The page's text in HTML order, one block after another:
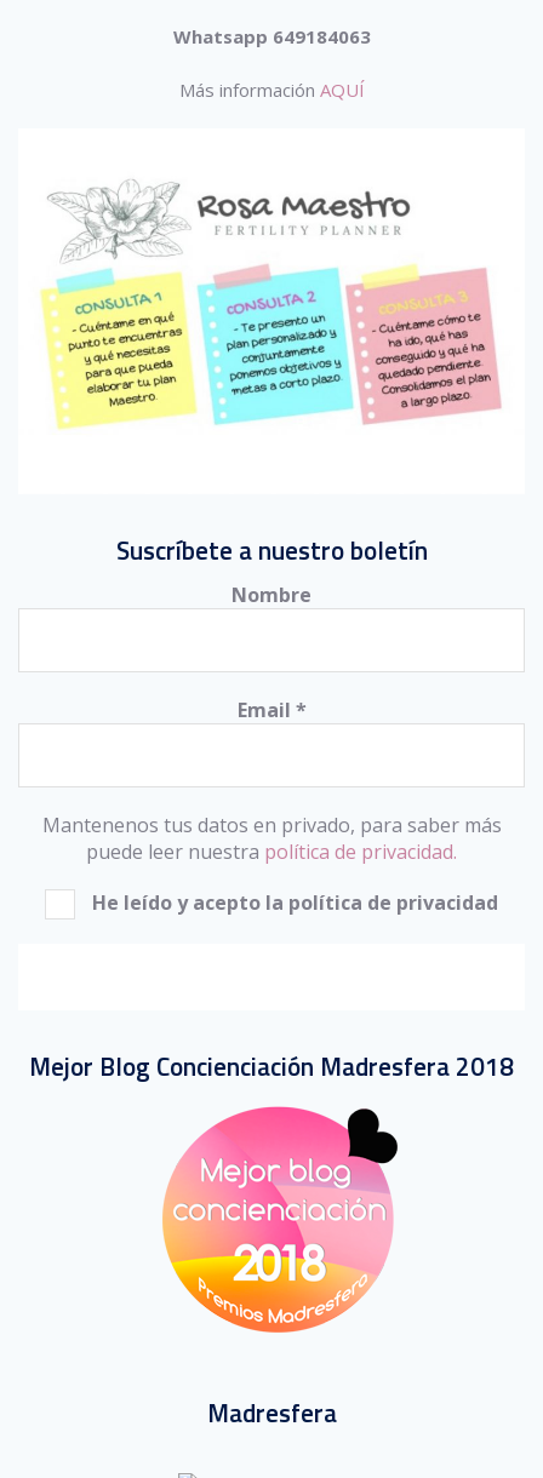
Whatsapp 649184063
Más información AQUÍ
Suscríbete a nuestro boletín
Nombre
Email *
Mantenenos tus datos en privado, para saber más
puede leer nuestra política de privacidad.
He leído y acepto la política de privacidad
Mejor Blog Concienciación Madresfera 2018
Madresfera